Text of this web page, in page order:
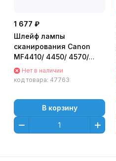
1 677 ₽
Шлейф лампы
сканирования Canon
MF4410/ 4450/ 4570/
4430/ 4550/ 4580/ 4730/
4750/ 4890/ 4870/ 4780
Нет в наличии
код товара: 47763
В корзину